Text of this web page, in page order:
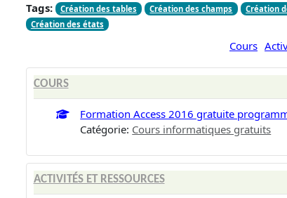
Tags: Création des tables Création des champs Création
Création des états
Cours
COURS
Formation Access 2016 gratuite
Catégorie: Cours informatiques gratuits
ACTIVITÉS ET RESSOURCES